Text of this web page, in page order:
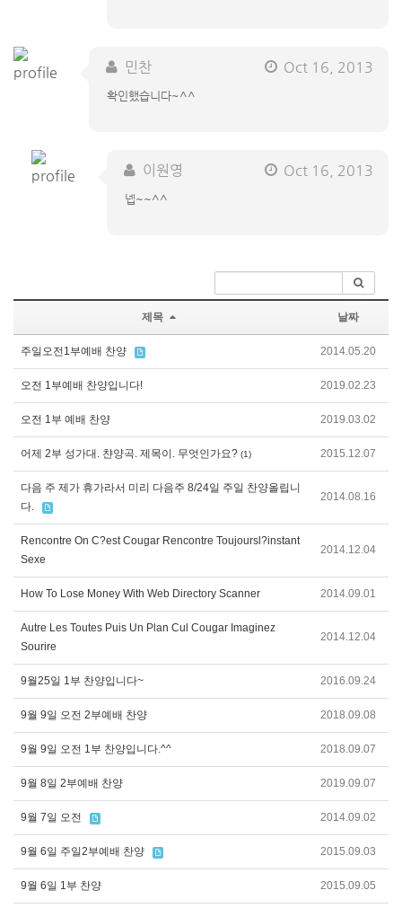
민찬 Oct 16, 2013
확인했습니다~^^
이원영 Oct 16, 2013
넵~~^^
제목 날짜
주일오전1부예배 찬양 2014.05.20
오전 1부예배 찬양입니다! 2019.02.23
오전 1부 예배 찬양 2019.03.02
어제 2부 성가대. 챤양곡. 제목이. 무엇인가요? (1) 2015.12.07
다음 주 제가 휴가라서 미리 다음주 8/24일 주일 찬양올립니
다.
2014.08.16
Rencontre On C?est Cougar Rencontre Toujoursl?instant
Sexe
2014.12.04
How To Lose Money With Web Directory Scanner 2014.09.01
Autre Les Toutes Puis Un Plan Cul Cougar Imaginez
Sourire
2014.12.04
9월25일 1부 찬양입니다~ 2016.09.24
9월 9일 오전 2부예배 찬양 2018.09.08
9월 9일 오전 1부 찬양입니다.^^ 2018.09.07
9월 8일 2부예배 찬양 2019.09.07
9월 7일 오전 2014.09.02
9월 6일 주일2부예배 찬양 2015.09.03
9월 6일 1부 찬양 2015.09.05